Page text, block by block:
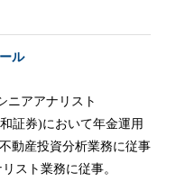
ル
ニアアナリスト
証券)において年金運用
動産投資分析業務に従事
スト業務に従事。